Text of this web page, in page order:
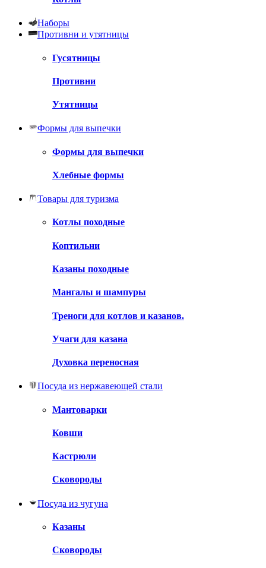
Наборы
Противни и утятницы
Гусятницы
Противни
Утятницы
Формы для выпечки
Формы для выпечки
Хлебные формы
Товары для туризма
Котлы походные
Коптильни
Казаны походные
Мангалы и шампуры
Треноги для котлов и казанов.
Учаги для казана
Духовка переносная
Посуда из нержавеющей стали
Мантоварки
Ковши
Кастрюли
Сковороды
Посуда из чугуна
Казаны
Сковороды